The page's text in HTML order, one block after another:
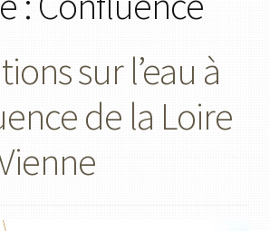
sur l’eau à
de la Loire